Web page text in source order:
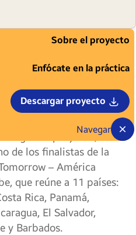
Navegar
Sobre el proyecto
Enfócate en la práctica
Descargar proyecto
del Estado de Nueva
con el objetivo de
hogares, un grupo de
mediadoraLeonor
un dispositivo portátil
de gas. El proyecto,
de los finalistas de la
– América
que reúne a 11 países:
Rica, Panamá,
El Salvador,
y Barbados.